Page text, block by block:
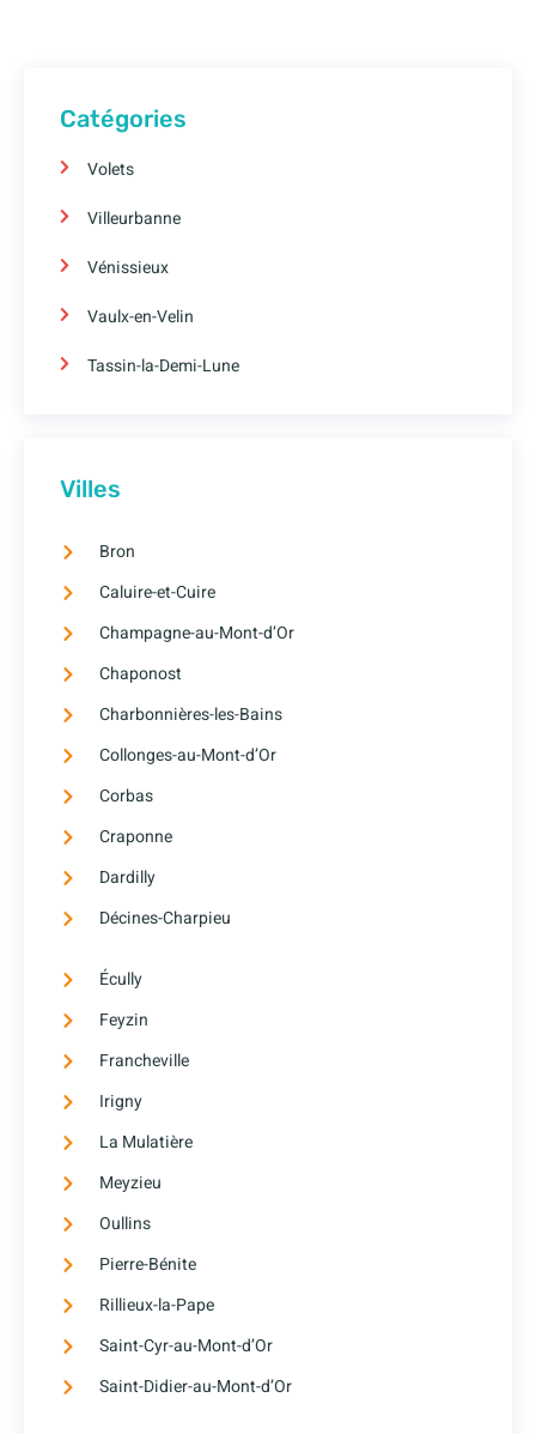
Catégories
Volets
Villeurbanne
Vénissieux
Vaulx-en-Velin
Tassin-la-Demi-Lune
Villes
Bron
Caluire-et-Cuire
Champagne-au-Mont-d’Or
Chaponost
Charbonnières-les-Bains
Collonges-au-Mont-d’Or
Corbas
Craponne
Dardilly
Décines-Charpieu
Écully
Feyzin
Francheville
Irigny
La Mulatière
Meyzieu
Oullins
Pierre-Bénite
Rillieux-la-Pape
Saint-Cyr-au-Mont-d’Or
Saint-Didier-au-Mont-d’Or